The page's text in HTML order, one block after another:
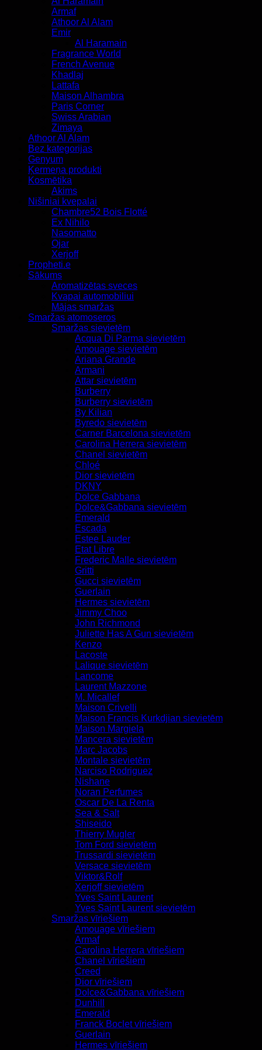
Armaf
Athoor Al Alam
Emir
Al Haramain
Fragrance World
French Avenue
Khadlaj
Lattafa
Maison Alhambra
Paris Corner
Swiss Arabian
Zimaya
Athoor Al Alam
Bez kategorijas
Genyum
Ķermeņa produkti
Kosmētika
Akims
Nišiniai kvepalai
Chambre52 Bois Flotté
Ex Nihilo
Nasomatto
Ojar
Xerjoff
Propheti.e
Sākums
Aromatizētas sveces
Kvapai automobiliui
Mājas smaržas
Smaržas atomoseros
Smaržas sievietēm
Acqua Di Parma sievietēm
Amouage sievietēm
Ariana Grande
Armani
Attar sievietēm
Burberry
Burberry sievietēm
By Kilian
Byredo sievietēm
Carner Barcelona sievietēm
Carolina Herrera sievietēm
Chanel sievietēm
Chloé
Dior sievietēm
DKNY
Dolce Gabbana
Dolce&Gabbana sievietēm
Emerald
Escada
Estee Lauder
Etat Libre
Frederic Malle sievietēm
Gritti
Gucci sievietēm
Guerlain
Hermes sievietēm
Jimmy Choo
John Richmond
Juliette Has A Gun sievietēm
Kenzo
Lacoste
Lalique sievietēm
Lancome
Laurent Mazzone
M. Micallef
Maison Crivelli
Maison Francis Kurkdjian sievietēm
Maison Margiela
Mancera sievietēm
Marc Jacobs
Montale sievietēm
Narciso Rodriguez
Nishane
Noran Perfumes
Oscar De La Renta
Sea & Salt
Shiseido
Thierry Mugler
Tom Ford sievietēm
Trussardi sievietēm
Versace sievietēm
Viktor&Rolf
Xerjoff sievietēm
Yves Saint Laurent
Yves Saint Laurent sievietēm
Smaržas vīriešiem
Amouage vīriešiem
Armaf
Carolina Herrera vīriešiem
Chanel vīriešiem
Creed
Dior vīriešiem
Dolce&Gabbana vīriešiem
Dunhill
Emerald
Franck Boclet vīriešiem
Guerlain
Hermes vīriešiem